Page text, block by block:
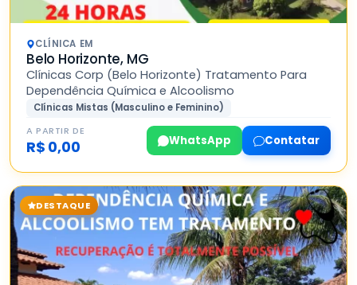
CLÍNICA EM
Belo Horizonte, MG
Clínicas Corp (Belo Horizonte) Tratamento Para
Dependência Química e Alcoolismo
Clínicas Mistas (Masculino e Feminino)
A PARTIR DE
R$ 0,00 WhatsApp Contatar
DESTAQUE